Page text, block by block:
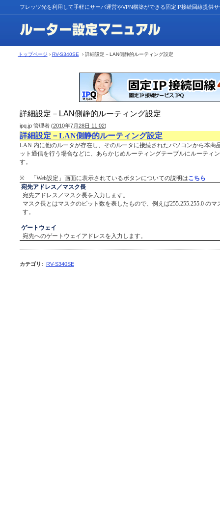
フレッツ光を利用して手軽にサーバ運営やVPN構築ができる固定IP接続回線提供
トップページ › RV-S340SE › 詳細設定－LAN側静的ルーティング設定
詳細設定－LAN側静的ルーティング設定
ipq.jp 管理者 (2010年7月28日 11:02)
詳細設定－LAN側静的ルーティング設定
LAN 内に他のルータが存在し、そのルータに接続されたパソコンから本商
ット通信を行う場合などに、あらかじめルーティングテーブルにルーティ
す。
※ 「Web設定」画面に表示されているボタンについての説明はこちら
宛先アドレス／マスク長
宛先アドレス／マスク長を入力します。
マスク長とはマスクのビット数を表したもので、例えば255.255.255.0 の
す。
ゲートウェイ
宛先へのゲートウェイアドレスを入力します。
カテゴリ : RV-S340SE